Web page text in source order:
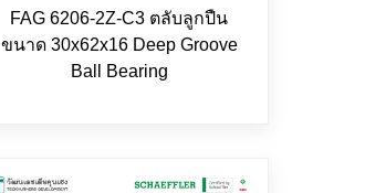
FAG 6206-2Z-C3 ตลับลูกปืน
ขนาด 30x62x16 Deep Groove
Ball Bearing